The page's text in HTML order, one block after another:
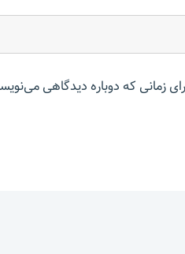
زمانی که دوباره دیدگاهی